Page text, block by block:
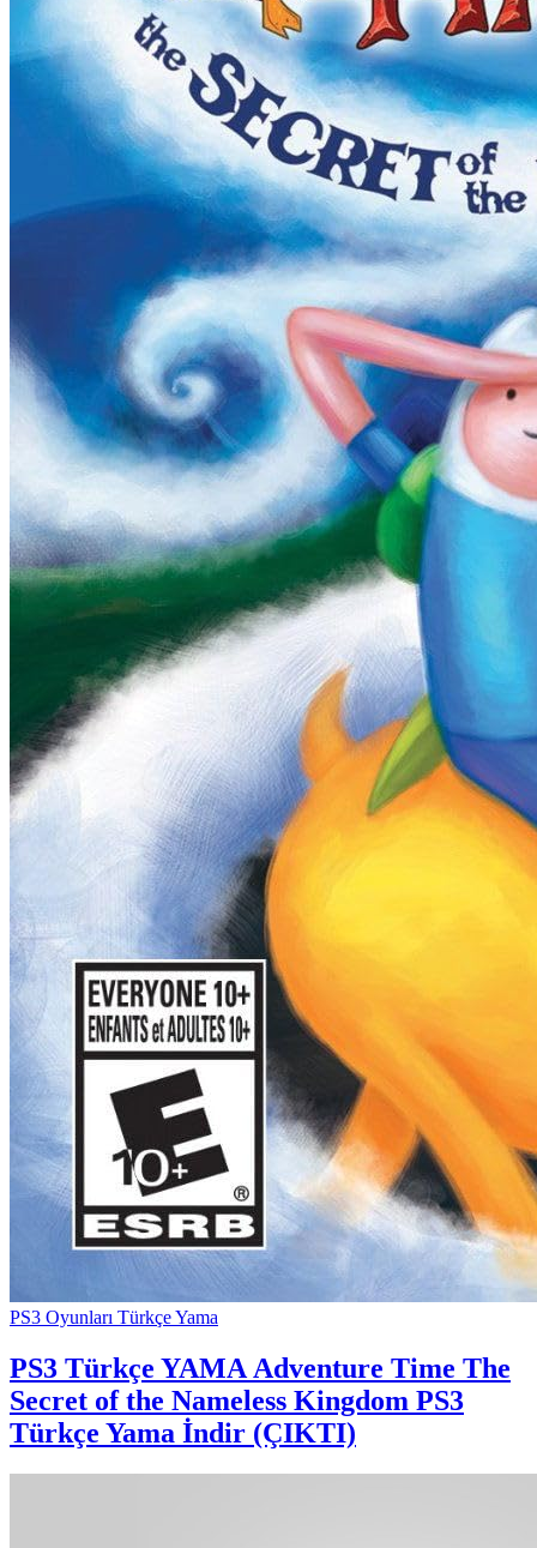
PS3 Oyunları Türkçe Yama
PS3 Türkçe YAMA Adventure Time The
Secret of the Nameless Kingdom PS3
Türkçe Yama İndir (ÇIKTI)